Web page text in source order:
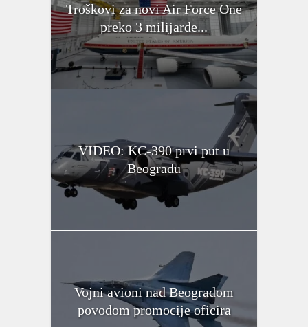
Troškovi za novi Air Force One
preko 3 milijarde...
VIDEO: KC-390 prvi put u
Beogradu
Vojni avioni nad Beogradom
povodom promocije oficira